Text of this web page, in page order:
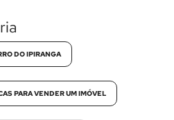
DO IPIRANGA
PARA VENDER UM IMÓVEL